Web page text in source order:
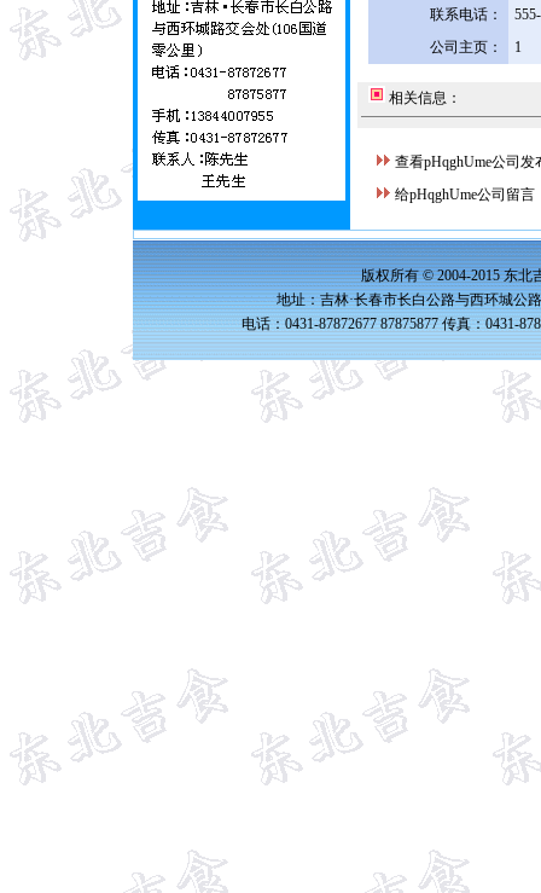
联系电话：
公司主页：
1
相关信息：
查看pHqghUme公司发
给pHqghUme公司留言
版权所有 © 2004-2015 东北
地址：吉林·长春市长白公路与西环城公
电话：0431-87872677 87875877 传真：0431-